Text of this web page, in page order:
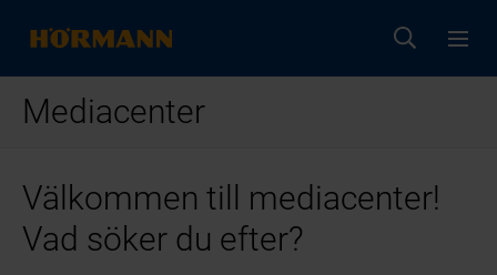
Mediacenter
Välkommen till mediacenter!
Vad söker du efter?